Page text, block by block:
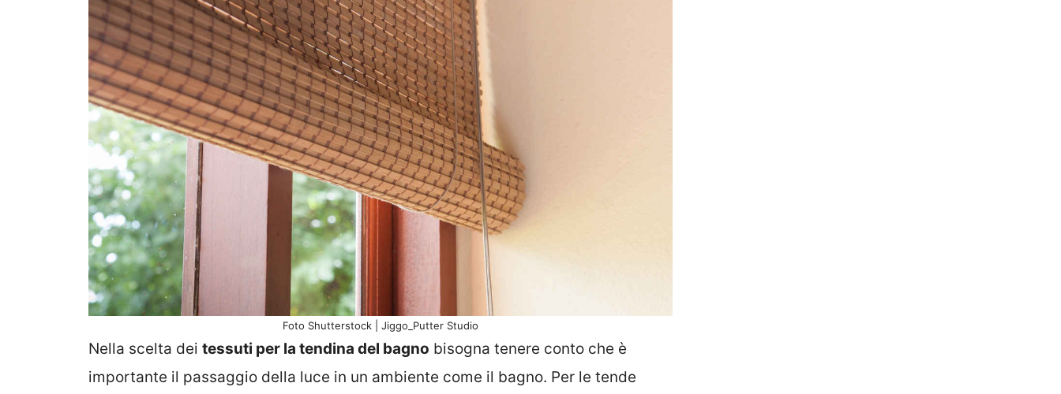
Foto Shutterstock | Jiggo_Putter Studio
Nella scelta dei tessuti per la tendina del bagno bisogna tenere conto che è
importante il passaggio della luce in un ambiente come il bagno. Per le tende